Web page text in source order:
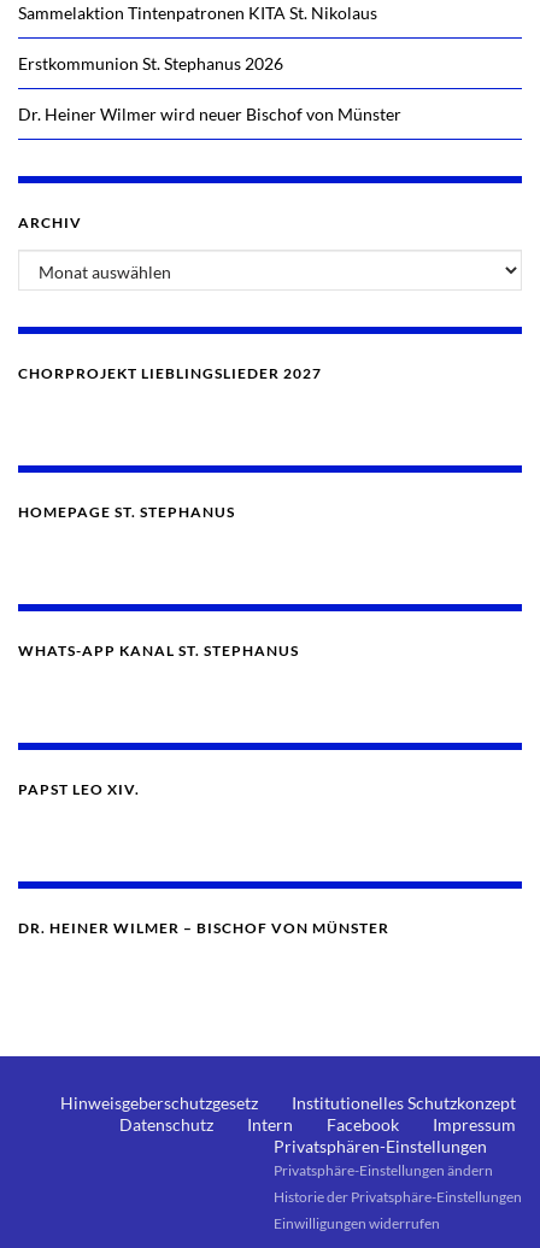
Sammelaktion Tintenpatronen KITA St. Nikolaus
Erstkommunion St. Stephanus 2026
Dr. Heiner Wilmer wird neuer Bischof von Münster
ARCHIV
Archiv
CHORPROJEKT LIEBLINGSLIEDER 2027
HOMEPAGE ST. STEPHANUS
WHATS-APP KANAL ST. STEPHANUS
PAPST LEO XIV.
DR. HEINER WILMER – BISCHOF VON MÜNSTER
Hinweisgeberschutzgesetz
Institutionelles Schutzkonzept
Datenschutz
Intern Facebook
Impressum
Privatsphären-Einstellungen
Privatsphäre-Einstellungen ändern
Historie der Privatsphäre-Einstellungen
Einwilligungen widerrufen